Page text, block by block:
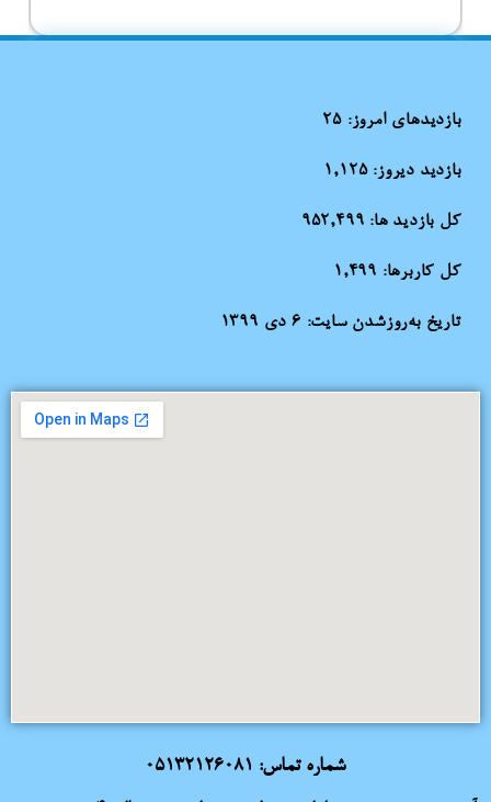
بازدیدهای امروز:25
بازدید دیروز:1,125
کل بازدید ها: 952,499
کل کاربرها: 1,499
تاریخ به‌روزشدن سایت: ۶ دی ۱۳۹۹
شماره تماس: 05132126081